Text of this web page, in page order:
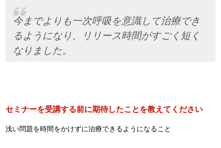
今までよりも一次呼吸を意識して治療でき
るようになり、リリース時間がすごく短く
なりました。
セミナーを受講する前に期待したことを教えてください
浅い問題を時間をかけずに治療できるようになること